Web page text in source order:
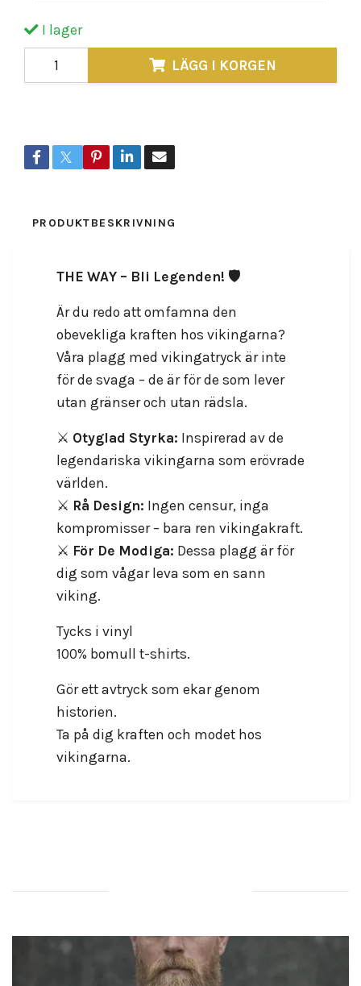
I lager
LÄGG I KORGEN
PRODUKTBESKRIVNING
THE WAY – Bli Legenden! 🛡️
Är du redo att omfamna den
obevekliga kraften hos vikingarna?
Våra plagg med vikingatryck är inte
för de svaga – de är för de som lever
utan gränser och utan rädsla.
⚔️ Otyglad Styrka: Inspirerad av de
legendariska vikingarna som erövrade
världen.
⚔️ Rå Design: Ingen censur, inga
kompromisser – bara ren vikingakraft.
⚔️ För De Modiga: Dessa plagg är för
dig som vågar leva som en sann
viking.
Tycks i vinyl
100% bomull t-shirts.
Gör ett avtryck som ekar genom
historien.
Ta på dig kraften och modet hos
vikingarna.